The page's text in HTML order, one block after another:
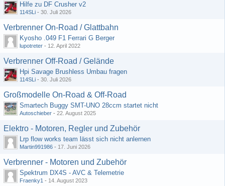
Hilfe zu DF Crusher v2
114SLi - 30. Juli 2026
Verbrenner On-Road / Glattbahn
Kyosho .049 F1 Ferrari G Berger
lupotreter - 12. April 2022
Verbrenner Off-Road / Gelände
Hpi Savage Brushless Umbau fragen
114SLi - 30. Juli 2026
Großmodelle On-Road & Off-Road
Smartech Buggy SMT-UNO 28ccm startet nicht
Autoschieber - 22. August 2025
Elektro - Motoren, Regler und Zubehör
Lrp flow works team lässt sich nicht anlernen
Martin991986 - 17. Juni 2026
Verbrenner - Motoren und Zubehör
Spektrum DX4S - AVC & Telemetrie
Fraenky1 - 14. August 2023